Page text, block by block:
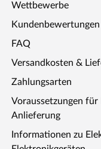
Wettbewerbe
Kundenbewertungen
FAQ
Versandkosten &
Zahlungsarten
Voraussetzungen für
Anlieferung
Informationen zu